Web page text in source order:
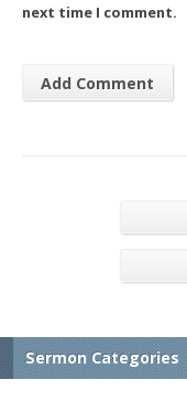
next time I comment.
Sermon Categories